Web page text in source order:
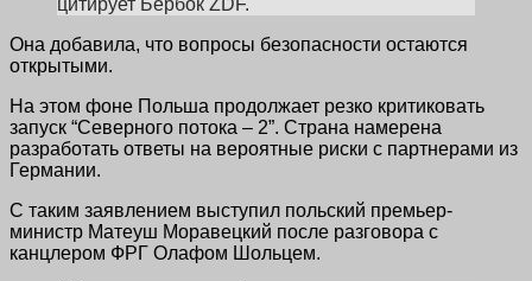
Она добавила, что вопросы безопасности остаются
открытыми.
На этом фоне Польша продолжает резко критиковать
запуск “Северного потока – 2”. Страна намерена
разработать ответы на вероятные риски с партнерами из
Германии.
С таким заявлением выступил польский премьер-
министр Матеуш Моравецкий после разговора с
канцлером ФРГ Олафом Шольцем.